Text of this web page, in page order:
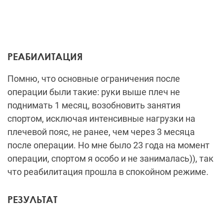
РЕАБИЛИТАЦИЯ
Помню, что основные ограничения после
операции были такие: руки выше плеч не
поднимать 1 месяц, возобновить занятия
спортом, исключая интенсивные нагрузки на
плечевой пояс, не ранее, чем через 3 месяца
после операции. Но мне было 23 года на момент
операции, спортом я особо и не занималась)), так
что реабилитация прошла в спокойном режиме.
РЕЗУЛЬТАТ